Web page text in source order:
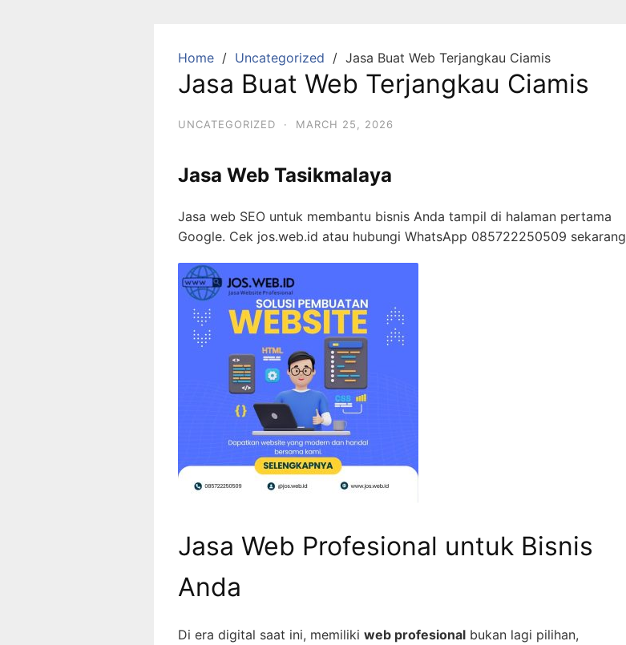
Home Uncategorized Jasa Buat Web Terjangkau Ciamis
Jasa Buat Web Terjangkau Ciamis
UNCATEGORIZED · MARCH 25, 2026
Jasa Web Tasikmalaya
Jasa web SEO untuk membantu bisnis Anda tampil di halaman pertama
Google. Cek jos.web.id atau hubungi WhatsApp 085722250509 sekarang
Jasa Web Profesional untuk Bisnis
Anda
Di era digital saat ini, memiliki web profesional bukan lagi pilihan,